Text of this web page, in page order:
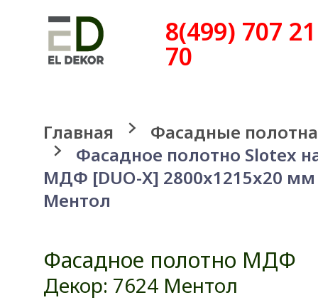
8(499) 707 21
70
Главная
Фасадные
Фасадное полотно Slotex
МДФ [DUO-X] 2800x1215x20 мм
Ментол
Фасадное полотно МДФ
Декор: 7624 Ментол